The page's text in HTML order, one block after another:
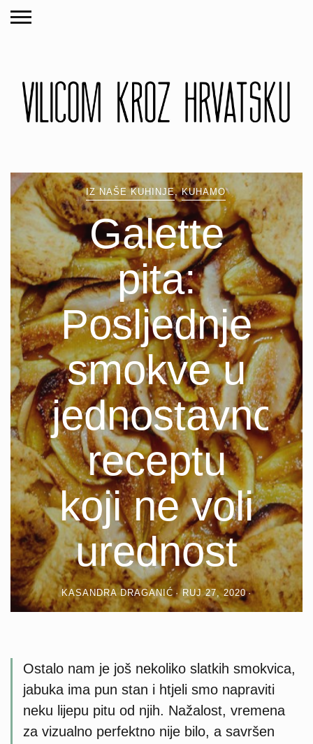
IZ NAŠE KUHINJE,KUHAMO
Galette
pita:
Posljednje
smokve u
jednostavnom
receptu
koji ne voli
urednost
KASANDRA DRAGANIĆ RUJ 27, 2020
Ostalo nam je još nekoliko slatkih smokvica,
jabuka ima pun stan i htjeli smo napraviti
neku lijepu pitu od njih. Nažalost, vremena
za vizualno perfektno nije bilo, a savršen